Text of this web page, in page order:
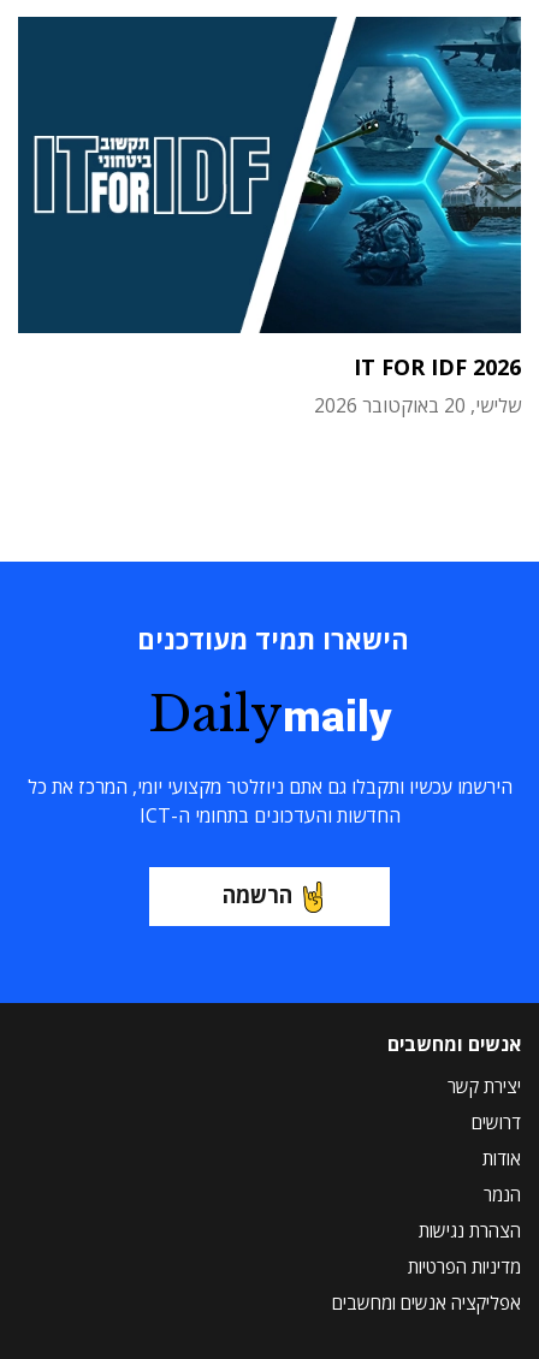
IT FOR IDF 2026
שלישי, 20 באוקטובר 2026
הישארו תמיד מעודכנים
Dailymaily
הירשמו עכשיו ותקבלו גם אתם ניוזלטר מקצועי יומי, המרכז את כל
החדשות והעדכונים בתחומי ה-ICT
הרשמה
אנשים ומחשבים
יצירת קשר
דרושים
אודות
הנמר
הצהרת נגישות
מדיניות הפרטיות
אפליקציה אנשים ומחשבים